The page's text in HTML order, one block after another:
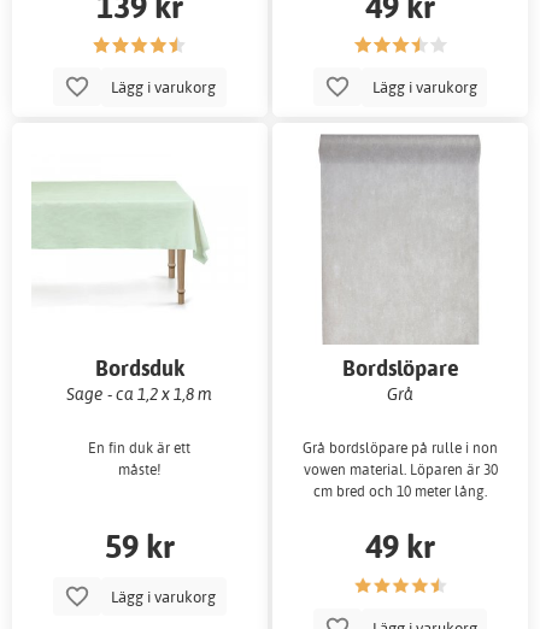
Lägg i varukorg Lägg i varukorg
Bordsduk
Sage - ca 1,2 x 1,8 m
En fin duk är ett
måste!
59 kr
Lägg i varukorg
Bordslöpare
Grå
Grå bordslöpare på rulle i non
vowen material. Löparen är 30
cm bred och 10 meter lång.
49 kr